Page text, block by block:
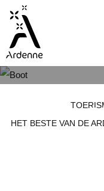
Overslaan
naar
inhoud
HET BESTE VAN DE